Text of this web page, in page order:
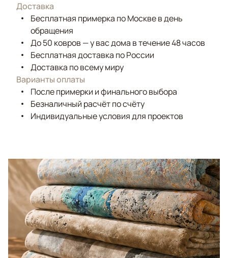
Доставка
Бесплатная примерка по Москве в день
обращения
До 50 ковров — у вас дома в течение 48 часов
Бесплатная доставка по России
Доставка по всему миру
Варианты оплаты
После примерки и финального выбора
Безналичный расчёт по счёту
Индивидуальные условия для проектов